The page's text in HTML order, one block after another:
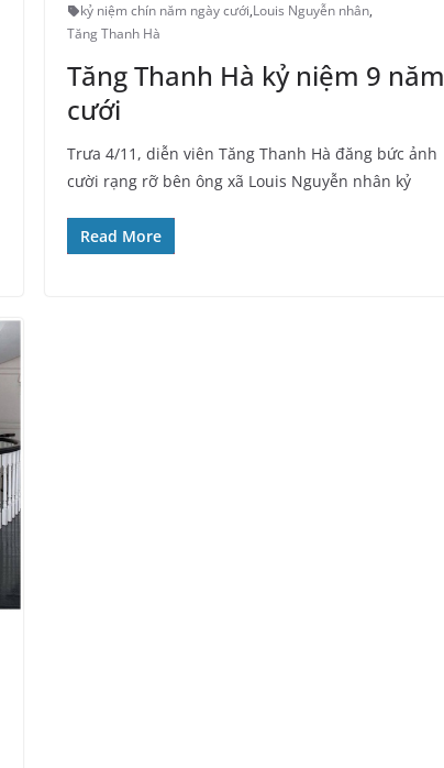
kỷ niệm chín năm ngày cưới,Louis Nguyễn nhân,
Tăng Thanh Hà
Tăng Thanh Hà kỷ niệm 9 năm
cưới
Trưa 4/11, diễn viên Tăng Thanh Hà đăng bức ảnh
cười rạng rỡ bên ông xã Louis Nguyễn nhân kỷ
Read More